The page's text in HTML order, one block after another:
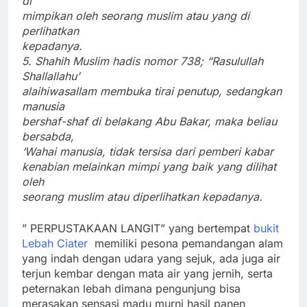
mimpikan oleh seorang muslim atau yang di
perlihatkan
kepadanya.
5. Shahih Muslim hadis nomor 738; “Rasulullah
Shallallahu’
alaihiwasallam membuka tirai penutup, sedangkan
manusia
bershaf-shaf di belakang Abu Bakar, maka beliau
bersabda,
‘Wahai manusia, tidak tersisa dari pemberi kabar
kenabian melainkan mimpi yang baik yang dilihat
oleh
seorang muslim atau diperlihatkan kepadanya.
” PERPUSTAKAAN LANGIT” yang bertempat bukit
Lebah Ciater memiliki pesona pemandangan alam
yang indah dengan udara yang sejuk, ada juga air
terjun kembar dengan mata air yang jernih, serta
peternakan lebah dimana pengunjung bisa
merasakan sensasi madu murni hasil panen